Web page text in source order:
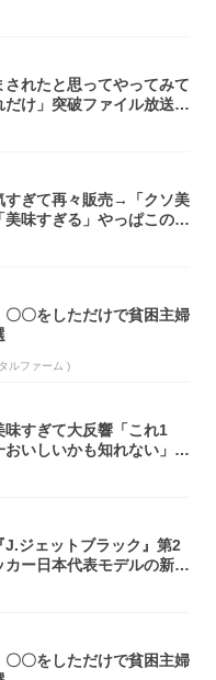
されたと思ってやってみて
だけ」突破ファイル放送で
すぎて再々販売→「クソ美
美味すぎる」やっぱこのク
〇〇をしただけで貧困主婦
ルファーム )
味すぎて大反響「これ1
いしいかも知れない」
J.ジェットブラック』第2
カー日本代表モデルの新作
〇〇をしただけで貧困主婦